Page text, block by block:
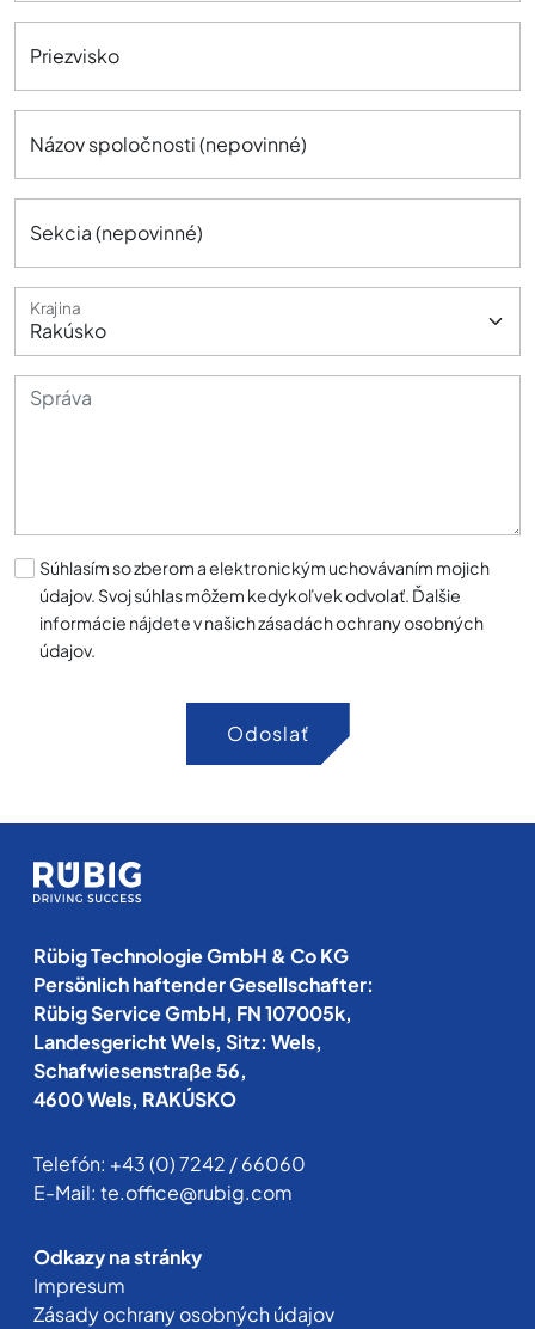
Priezvisko
Názov spoločnosti (nepovinné)
Sekcia (nepovinné)
Krajina
Súhlasím so zberom a elektronickým uchovávaním mojich
údajov. Svoj súhlas môžem kedykoľvek odvolať. Ďalšie
informácie nájdete v našich zásadách ochrany osobných
údajov.
Odoslať
Rübig Technologie GmbH & Co KG
Persönlich haftender Gesellschafter:
Rübig Service GmbH, FN 107005k,
Landesgericht Wels, Sitz: Wels,
Schafwiesenstraße 56,
4600 Wels, RAKÚSKO
Telefón: +43 (0) 7242 / 66060
E-Mail: te.office@rubig.com
Odkazy na stránky
Impresum
Zásady ochrany osobných údajov